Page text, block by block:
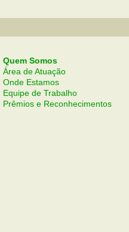
Quem Somos
Área de Atuação
Onde Estamos
Equipe de Trabalho
Prêmios e Reconhecimentos